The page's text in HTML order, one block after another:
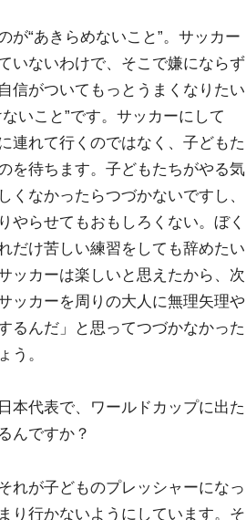
が“あきらめないこと”。サッカー
いないわけで、そこで嫌にならず
信がついてもっとうまくなりたい
いこと”です。サッカーにして
連れて行くのではなく、子どもた
を待ちます。子どもたちがやる気
なかったらつづかないですし、
やらせてもおもしろくない。ぼく
だけ苦しい練習をしても辞めたい
ッカーは楽しいと思えたから、次
ッカーを周りの大人に無理矢理や
るんだ」と思ってつづかなかった
う。
代表で、ワールドカップに出た
んですか？
れが子どものプレッシャーになっ
り行かないようにしています。そ